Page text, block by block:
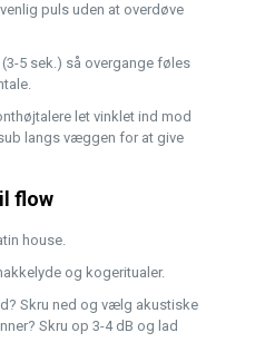
puls uden at overdøve
5 sek.) så overgange føles
let vinklet ind mod
langs væggen for at give
flow
house.
og kogeritualer.
Skru ned og vælg akustiske
Skru op 3-4 dB og lad